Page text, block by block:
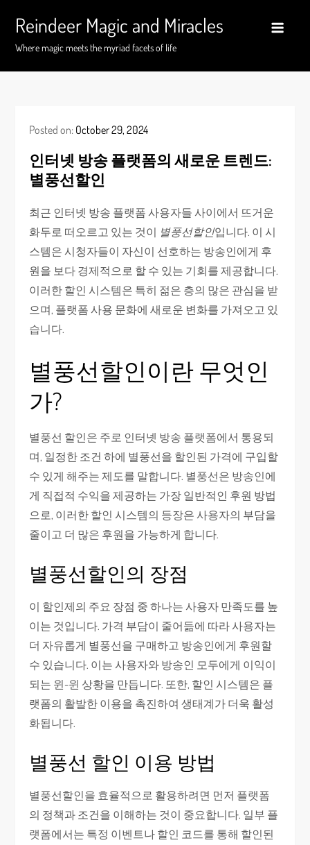
content
Reindeer Magic and Miracles
Where magic meets the myriad facets of life
Posted on: October 29, 2024
인터넷 방송 플랫폼의 새로운 트렌드:
별풍선할인
최근 인터넷 방송 플랫폼 사용자들 사이에서 뜨거운
화두로 떠오르고 있는 것이 별풍선할인입니다. 이 시
스템은 시청자들이 자신이 선호하는 방송인에게 후
원을 보다 경제적으로 할 수 있는 기회를 제공합니다.
이러한 할인 시스템은 특히 젊은 층의 많은 관심을 받
으며, 플랫폼 사용 문화에 새로운 변화를 가져오고 있
습니다.
별풍선할인이란 무엇인
가?
별풍선 할인은 주로 인터넷 방송 플랫폼에서 통용되
며, 일정한 조건 하에 별풍선을 할인된 가격에 구입할
수 있게 해주는 제도를 말합니다. 별풍선은 방송인에
게 직접적 수익을 제공하는 가장 일반적인 후원 방법
으로, 이러한 할인 시스템의 등장은 사용자의 부담을
줄이고 더 많은 후원을 가능하게 합니다.
별풍선할인의 장점
이 할인제의 주요 장점 중 하나는 사용자 만족도를 높
이는 것입니다. 가격 부담이 줄어듦에 따라 사용자는
더 자유롭게 별풍선을 구매하고 방송인에게 후원할
수 있습니다. 이는 사용자와 방송인 모두에게 이익이
되는 윈-윈 상황을 만듭니다. 또한, 할인 시스템은 플
랫폼의 활발한 이용을 촉진하여 생태계가 더욱 활성
화됩니다.
별풍선 할인 이용 방법
별풍선할인을 효율적으로 활용하려면 먼저 플랫폼
의 정책과 조건을 이해하는 것이 중요합니다. 일부 플
랫폼에서는 특정 이벤트나 할인 코드를 통해 할인된